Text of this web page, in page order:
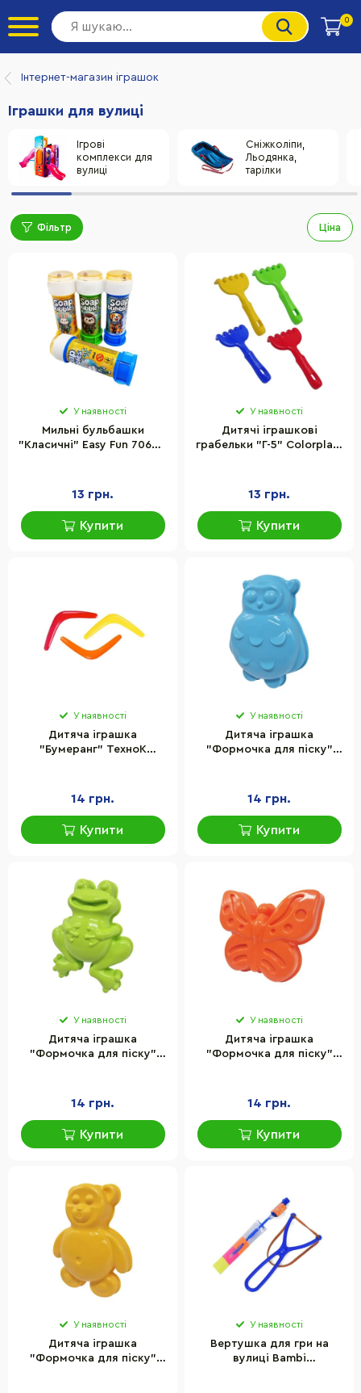
0
Інтернет-магазин іграшок
Іграшки для вулиці
Ігрові
комплекси для
вулиці
Сніжколіпи,
Льодянка,
тарілки
Фільтр Ціна
У наявності
Мильні бульбашки
"Класичні" Easy Fun 70601-
13 грн.
Купити
У наявності
Дитячі іграшкові
грабельки "Г-5" Colorplast
13 грн.
Купити
У наявності
Дитяча іграшка
"Бумеранг" ТехноК
14 грн.
Купити
У наявності
Дитяча іграшка
"Формочка для піску"
14 грн.
Купити
У наявності
Дитяча іграшка
"Формочка для піску"
14 грн.
Купити
У наявності
Дитяча іграшка
"Формочка для піску"
14 грн.
Купити
У наявності
Дитяча іграшка
"Формочка для піску"
У наявності
Вертушка для гри на
вулиці Bambi